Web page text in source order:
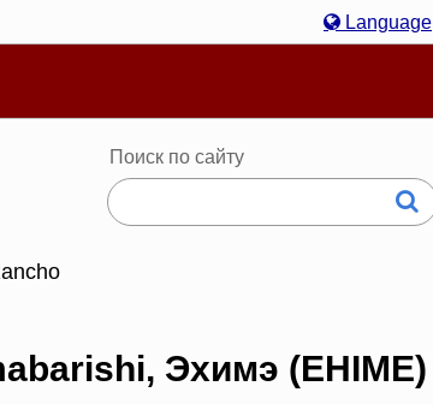
Language
Поиск по сайту
Эхимэ (EHIME)